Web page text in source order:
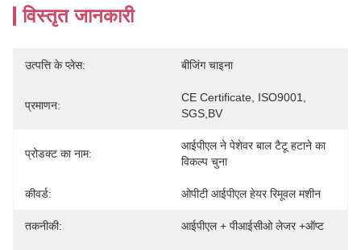
विस्तृत जानकारी
उत्पत्ति के प्लेस: बीजिंग चाइना
प्रमाणन:
CE Certificate, ISO9001,
SGS,BV
प्रोडक्ट का नाम:
आईपीएल ने पेशेवर बाल टैटू हटाने का
विकल्प चुना
कीवर्ड: ओपीटी आईपीएल हेयर रिमूवल मशीन
तकनीकी: आईपीएल + पीआईसीओ लेजर +ऑप्ट